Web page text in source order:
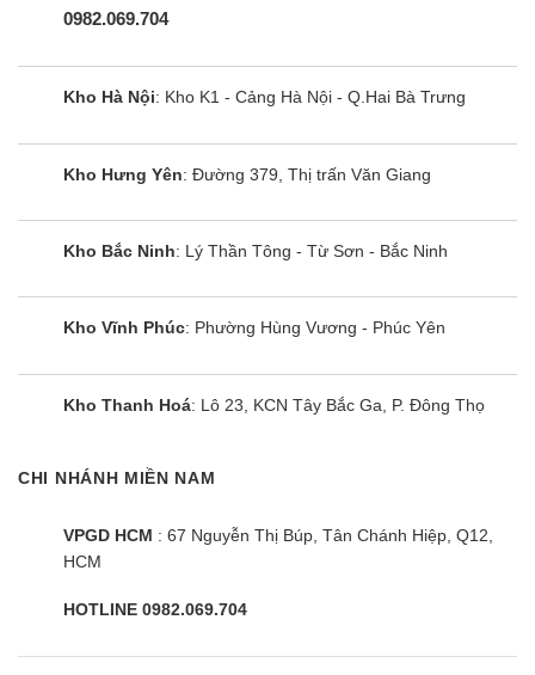
0982.069.704
Kho Hà Nội: Kho K1 - Cảng Hà Nội - Q.Hai Bà Trưng
Kho Hưng Yên: Đường 379, Thị trấn Văn Giang
Kho Bắc Ninh: Lý Thần Tông - Từ Sơn - Bắc Ninh
Kho Vĩnh Phúc: Phường Hùng Vương - Phúc Yên
Kho Thanh Hoá: Lô 23, KCN Tây Bắc Ga, P. Đông Thọ
CHI NHÁNH MIỀN NAM
VPGD HCM : 67 Nguyễn Thị Búp, Tân Chánh Hiệp, Q12,
HCM
HOTLINE 0982.069.704